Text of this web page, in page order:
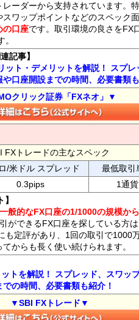
ーダーから支持されています。
ワップポイントなどのスペック
の口座です。取引環境の良さをFX
記事】
ット・デメリットを解説！ スプ
口座開設までの時間、必要書類も
クリック証券「FXネオ」▼
FXトレードの主なスペック
/米ドル スプレッド 最低取引
0.3pips 1通貨
一般的なFX口座の1/1000の規模か
ができるFX口座を探している方
も定評があり、1回の取引で1000
からも長く使い続けられます。
トを解説！ スプレッド、スワッ
の時間、必要書類も紹介！
▼SBI FXトレード▼